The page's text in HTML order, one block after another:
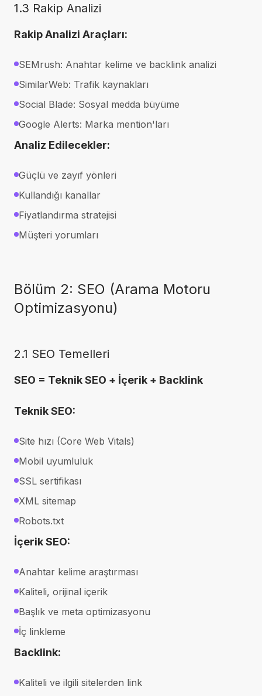
1.3 Rakip Analizi
Rakip Analizi Araçları:
SEMrush: Anahtar kelime ve backlink analizi
SimilarWeb: Trafik kaynakları
Social Blade: Sosyal medda büyüme
Google Alerts: Marka mention'ları
Analiz Edilecekler:
Güçlü ve zayıf yönleri
Kullandığı kanallar
Fiyatlandırma stratejisi
Müşteri yorumları
Bölüm 2: SEO (Arama Motoru
Optimizasyonu)
2.1 SEO Temelleri
SEO = Teknik SEO + İçerik + Backlink
Teknik SEO:
Site hızı (Core Web Vitals)
Mobil uyumluluk
SSL sertifikası
XML sitemap
Robots.txt
İçerik SEO:
Anahtar kelime araştırması
Kaliteli, orijinal içerik
Başlık ve meta optimizasyonu
İç linkleme
Backlink:
Kaliteli ve ilgili sitelerden link